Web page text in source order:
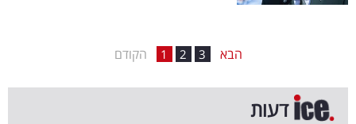
המילון
הכלכלי
הקודם 1 2 3 הבא
דעות